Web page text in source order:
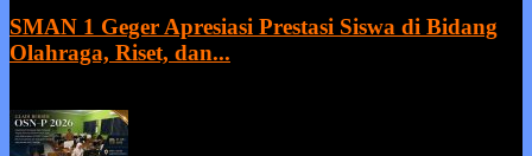
SMAN 1 Geger Apresiasi Prestasi Siswa di Bidang
Olahraga, Riset, dan...